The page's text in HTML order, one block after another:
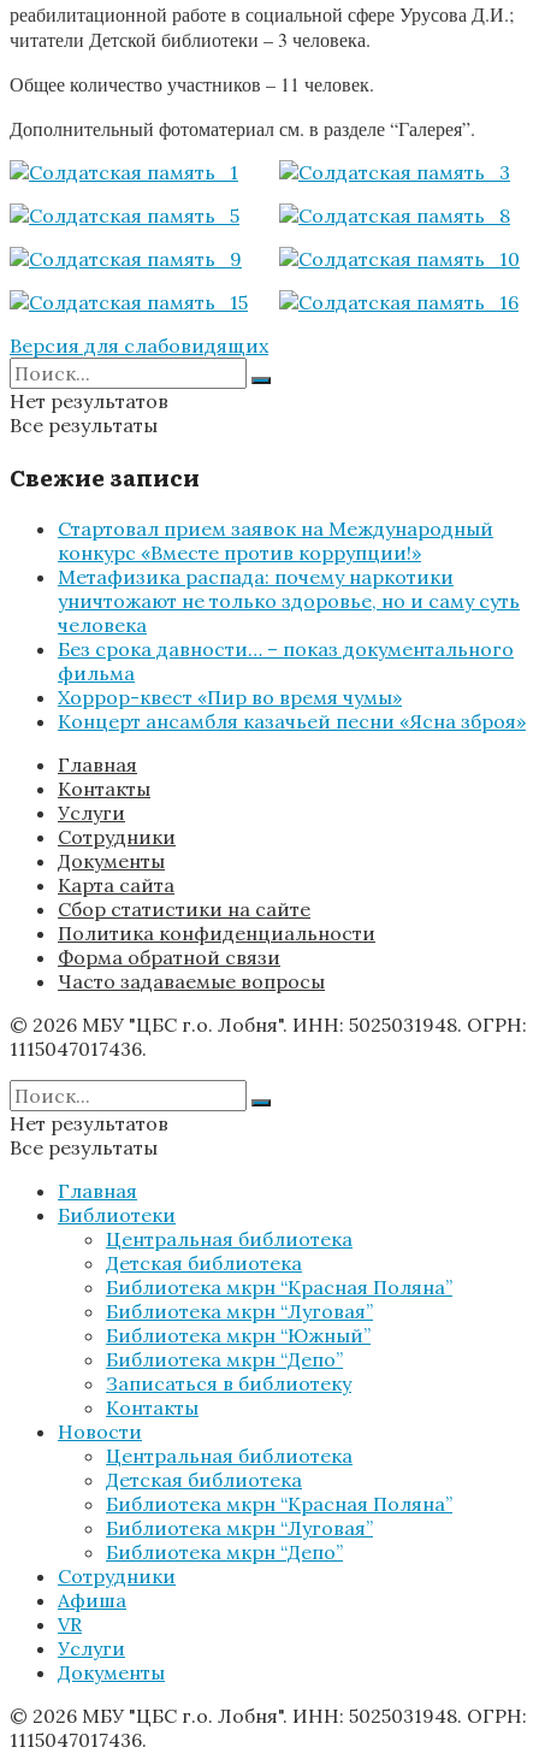
реабилитационной работе в социальной сфере Урусова Д.И.;
читатели Детской библиотеки – 3 человека.
Общее количество участников – 11 человек.
Дополнительный фотоматериал см. в разделе “Галерея”.
Версия для слабовидящих
Нет результатов
Все результаты
Свежие записи
Стартовал прием заявок на Международный
конкурс «Вместе против коррупции!»
Метафизика распада: почему наркотики
уничтожают не только здоровье, но и саму суть
человека
Без срока давности… – показ документального
фильма
Хоррор-квест «Пир во время чумы»
Концерт ансамбля казачьей песни «Ясна зброя»
Главная
Контакты
Услуги
Сотрудники
Документы
Карта сайта
Сбор статистики на сайте
Политика конфиденциальности
Форма обратной связи
Часто задаваемые вопросы
© 2026 МБУ "ЦБС г.о. Лобня". ИНН: 5025031948. ОГРН:
1115047017436.
Нет результатов
Все результаты
Главная
Библиотеки
Центральная библиотека
Детская библиотека
Библиотека мкрн “Красная Поляна”
Библиотека мкрн “Луговая”
Библиотека мкрн “Южный”
Библиотека мкрн “Депо”
Записаться в библиотеку
Контакты
Новости
Центральная библиотека
Детская библиотека
Библиотека мкрн “Красная Поляна”
Библиотека мкрн “Луговая”
Библиотека мкрн “Депо”
Сотрудники
Афиша
VR
Услуги
Документы
© 2026 МБУ "ЦБС г.о. Лобня". ИНН: 5025031948. ОГРН:
1115047017436.